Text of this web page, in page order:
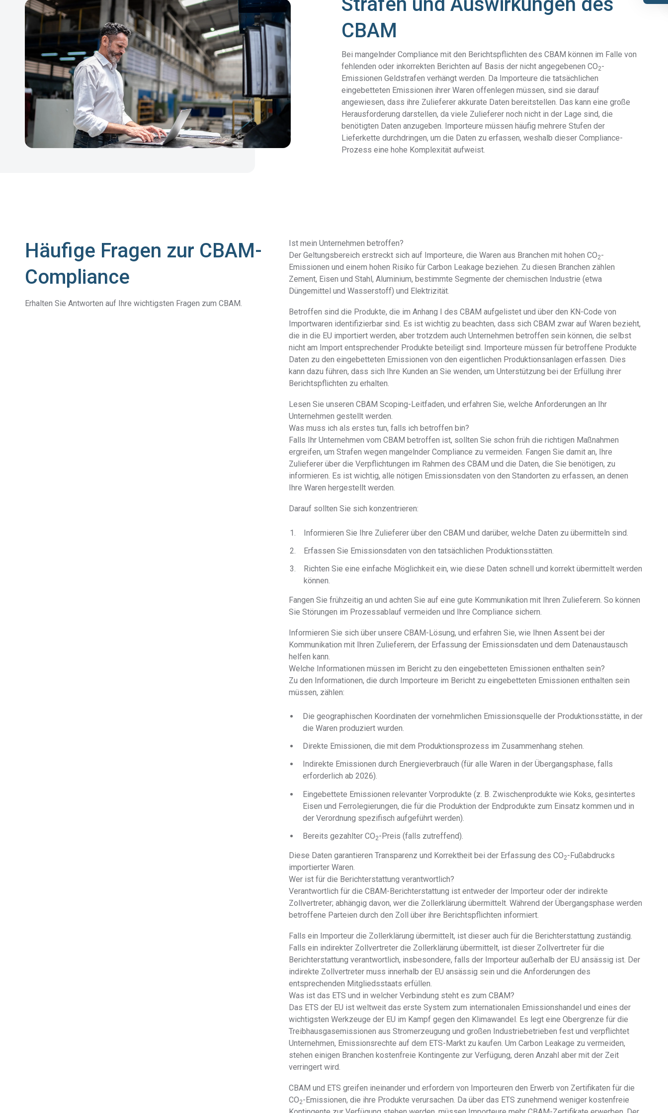
Vollständige
Materialangaben
das gesamte komplexe Produktionsgenom
detailliert zu kartieren.
DSL Grundlage für die Einhaltung von Vorschriften.
Die EU-
Verordnung
über
Medizinprodukte
Lösung und erfahren Sie, wie sie Ihnen hilft,
versteckte Compliance-Risiken
aufzudecken.
Spezialmetalle
Transparenz, um Ihre DFARS-Anforderungen
zu erfüllen.
SCIP
Erfüllen Sie Ihre Meldepflichten mit detaillierten Einblicke
in Ihre Lieferkette.
CBAM
Bei mangelnder Compliance mit den Berichtspflichten des CBAM können im Falle von
fehlenden oder inkorrekten Berichten auf Basis der nicht angegebenen CO2-
Emissionen Geldstrafen verhängt werden. Da Importeure die tatsächlichen
eingebetteten Emissionen ihrer Waren offenlegen müssen, sind sie darauf
angewiesen, dass ihre Zulieferer akkurate Daten bereitstellen. Das kann eine große
Herausforderung darstellen, da viele Zulieferer noch nicht in der Lage sind, die
benötigten Daten anzugeben. Importeure müssen häufig mehrere Stufen der
Lieferkette durchdringen, um die Daten zu erfassen, weshalb dieser Compliance-
Prozess eine hohe Komplexität aufweist.
Häufige Fragen zur CBAM-
Compliance
Erhalten Sie Antworten auf Ihre wichtigsten Fragen zum CBAM.
Ist mein Unternehmen betroffen?
Der Geltungsbereich erstreckt sich auf Importeure, die Waren aus Branchen mit hohen CO2-
Emissionen und einem hohen Risiko für Carbon Leakage beziehen. Zu diesen Branchen zählen
Zement, Eisen und Stahl, Aluminium, bestimmte Segmente der chemischen Industrie (etwa
Düngemittel und Wasserstoff) und Elektrizität.
Betroffen sind die Produkte, die im Anhang I des CBAM aufgelistet und über den KN-Code von
Importwaren identifizierbar sind. Es ist wichtig zu beachten, dass sich CBAM zwar auf Waren bezieht,
die in die EU importiert werden, aber trotzdem auch Unternehmen betroffen sein können, die selbst
nicht am Import entsprechender Produkte beteiligt sind. Importeure müssen für betroffene Produkte
Daten zu den eingebetteten Emissionen von den eigentlichen Produktionsanlagen erfassen. Dies
kann dazu führen, dass sich Ihre Kunden an Sie wenden, um Unterstützung bei der Erfüllung ihrer
Berichtspflichten zu erhalten.
Lesen Sie unseren CBAM Scoping-Leitfaden, und erfahren Sie, welche Anforderungen an Ihr
Unternehmen gestellt werden.
Was muss ich als erstes tun, falls ich betroffen bin?
Falls Ihr Unternehmen vom CBAM betroffen ist, sollten Sie schon früh die richtigen Maßnahmen
ergreifen, um Strafen wegen mangelnder Compliance zu vermeiden. Fangen Sie damit an, Ihre
Zulieferer über die Verpflichtungen im Rahmen des CBAM und die Daten, die Sie benötigen, zu
informieren. Es ist wichtig, alle nötigen Emissionsdaten von den Standorten zu erfassen, an denen
Ihre Waren hergestellt werden.
Darauf sollten Sie sich konzentrieren:
Informieren Sie Ihre Zulieferer über den CBAM und darüber, welche Daten zu übermitteln sind.
Erfassen Sie Emissionsdaten von den tatsächlichen Produktionsstätten.
Richten Sie eine einfache Möglichkeit ein, wie diese Daten schnell und korrekt übermittelt werden
können.
Fangen Sie frühzeitig an und achten Sie auf eine gute Kommunikation mit Ihren Zulieferern. So können
Sie Störungen im Prozessablauf vermeiden und Ihre Compliance sichern.
Informieren Sie sich über unsere CBAM-Lösung, und erfahren Sie, wie Ihnen Assent bei der
Kommunikation mit Ihren Zulieferern, der Erfassung der Emissionsdaten und dem Datenaustausch
helfen kann.
Welche Informationen müssen im Bericht zu den eingebetteten Emissionen enthalten sein?
Zu den Informationen, die durch Importeure im Bericht zu eingebetteten Emissionen enthalten sein
müssen, zählen:
Die geographischen Koordinaten der vornehmlichen Emissionsquelle der Produktionsstätte, in der
die Waren produziert wurden.
Direkte Emissionen, die mit dem Produktionsprozess im Zusammenhang stehen.
Indirekte Emissionen durch Energieverbrauch (für alle Waren in der Übergangsphase, falls
erforderlich ab 2026).
Eingebettete Emissionen relevanter Vorprodukte (z. B. Zwischenprodukte wie Koks, gesintertes
Eisen und Ferrolegierungen, die für die Produktion der Endprodukte zum Einsatz kommen und in
der Verordnung spezifisch aufgeführt werden).
Bereits gezahlter CO2-Preis (falls zutreffend).
Diese Daten garantieren Transparenz und Korrektheit bei der Erfassung des CO2-Fußabdrucks
importierter Waren.
Wer ist für die Berichterstattung verantwortlich?
Verantwortlich für die CBAM-Berichterstattung ist entweder der Importeur oder der indirekte
Zollvertreter; abhängig davon, wer die Zollerklärung übermittelt. Während der Übergangsphase werden
betroffene Parteien durch den Zoll über ihre Berichtspflichten informiert.
Falls ein Importeur die Zollerklärung übermittelt, ist dieser auch für die Berichterstattung zuständig.
Falls ein indirekter Zollvertreter die Zollerklärung übermittelt, ist dieser Zollvertreter für die
Berichterstattung verantwortlich, insbesondere, falls der Importeur außerhalb der EU ansässig ist. Der
indirekte Zollvertreter muss innerhalb der EU ansässig sein und die Anforderungen des
entsprechenden Mitgliedsstaats erfüllen.
Was ist das ETS und in welcher Verbindung steht es zum CBAM?
Das ETS der EU ist weltweit das erste System zum internationalen Emissionshandel und eines der
wichtigsten Werkzeuge der EU im Kampf gegen den Klimawandel. Es legt eine Obergrenze für die
Treibhausgasemissionen aus Stromerzeugung und großen Industriebetrieben fest und verpflichtet
Unternehmen, Emissionsrechte auf dem ETS-Markt zu kaufen. Um Carbon Leakage zu vermeiden,
stehen einigen Branchen kostenfreie Kontingente zur Verfügung, deren Anzahl aber mit der Zeit
verringert wird.
CBAM und ETS greifen ineinander und erfordern von Importeuren den Erwerb von Zertifikaten für die
CO2-Emissionen, die ihre Produkte verursachen. Da über das ETS zunehmend weniger kostenfreie